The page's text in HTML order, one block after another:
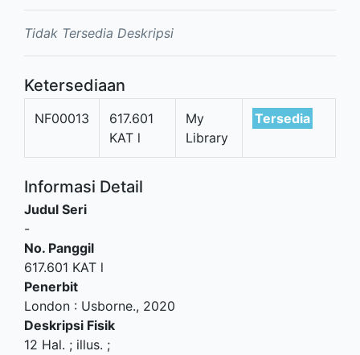
Tidak Tersedia Deskripsi
Ketersediaan
NF00013
617.601
KAT l
My
Library
Tersedia
Informasi Detail
Judul Seri
-
No. Panggil
617.601 KAT l
Penerbit
London : Usborne., 2020
Deskripsi Fisik
12 Hal. ; illus. ;